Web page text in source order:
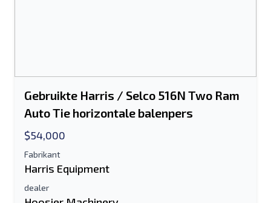
Gebruikte Harris / Selco 516N Two Ram
Auto Tie horizontale balenpers
$54,000
Fabrikant
Harris Equipment
dealer